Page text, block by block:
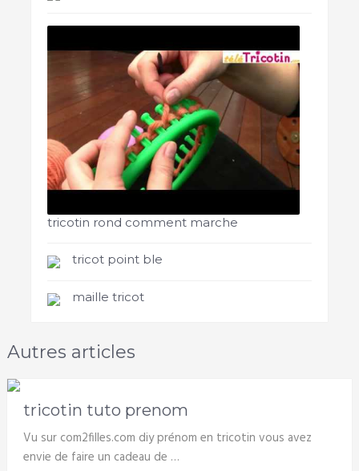
tricotin rond comment marche
tricot point ble
maille tricot
Autres articles
tricotin tuto prenom
Vu sur com2filles.com diy prénom en tricotin vous avez
envie de faire un cadeau de …